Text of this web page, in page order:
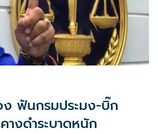
ฟันกรมประมง-บิ๊ก
างดำระบาดหนัก